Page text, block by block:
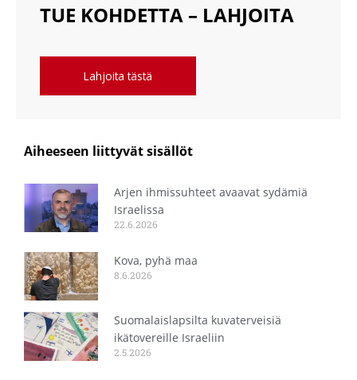
TUE KOHDETTA – LAHJOITA
Lahjoita tästä
Aiheeseen liittyvät sisällöt
Arjen ihmissuhteet avaavat sydämiä
Israelissa
22.6.2026
Kova, pyhä maa
8.6.2026
Suomalaislapsilta kuvaterveisiä
ikätovereille Israeliin
2.5.2026